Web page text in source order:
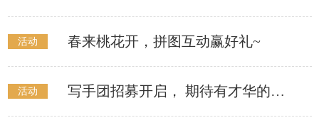
活动 春来桃花开，拼图互动赢好礼~
活动 写手团招募开启， 期待有才华的你加入！